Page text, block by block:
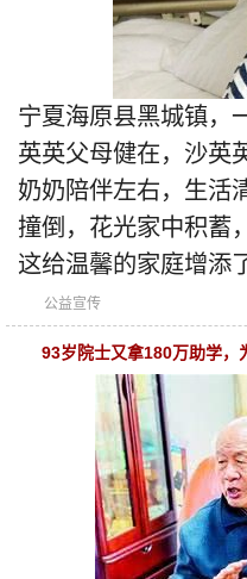
宁夏海原县黑城镇，
英英父母健在，沙英
奶奶陪伴左右，生活
撞倒，花光家中积蓄
这给温馨的家庭增添
公益宣传
93岁院士又拿180万助学，